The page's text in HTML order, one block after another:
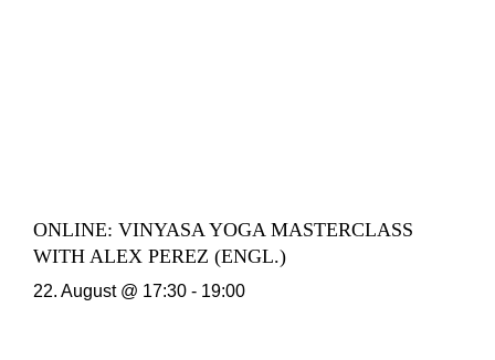
ONLINE: VINYASA YOGA MASTERCLASS
WITH ALEX PEREZ (ENGL.)
22. August @ 17:30 - 19:00